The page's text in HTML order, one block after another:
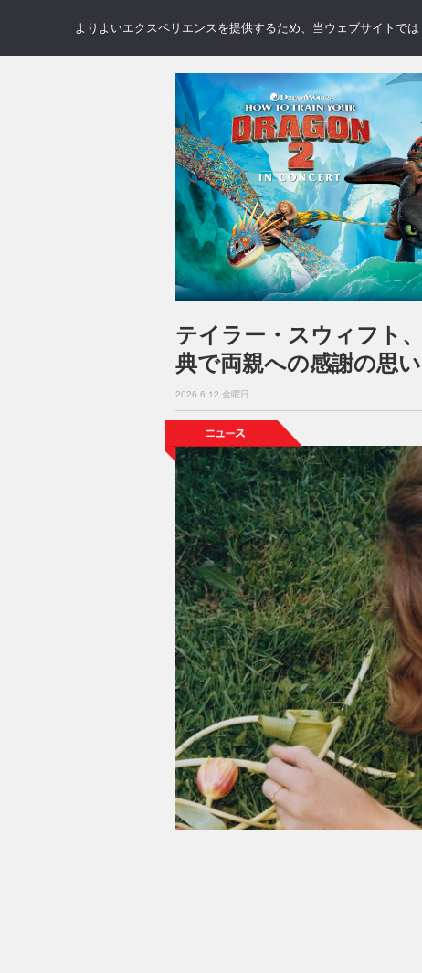
NEWS REVIEWS
テイラー・スウィフト
典で両親への感謝の思
2026.6.12 金曜日
よりよいエクスペリエンスを提供するため、当ウェブサイトで